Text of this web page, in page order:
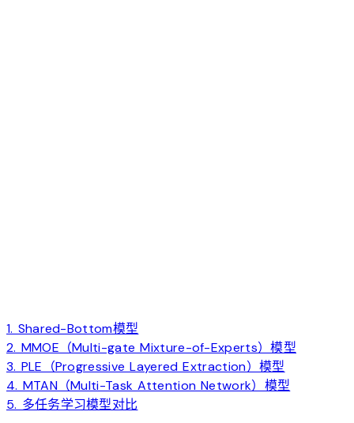
1. Shared-Bottom模型
2. MMOE（Multi-gate Mixture-of-Experts）模型
3. PLE（Progressive Layered Extraction）模型
4. MTAN（Multi-Task Attention Network）模型
5. 多任务学习模型对比